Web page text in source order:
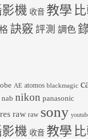
機 收音 教學
訣竅 評測 調色
AE atomos blackmagic
nab nikon panasonic
raw raw sony
機 收音 教學